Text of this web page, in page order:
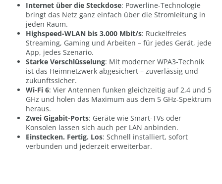
Internet über die Steckdose: Powerline-Technologie
bringt das Netz ganz einfach über die Stromleitung in
jeden Raum.
Highspeed-WLAN bis 3.000 Mbit/s: Ruckelfreies
Streaming, Gaming und Arbeiten – für jedes Gerät, jede
App, jedes Szenario.
Starke Verschlüsselung: Mit moderner WPA3-Technik
ist das Heimnetzwerk abgesichert – zuverlässig und
zukunftssicher.
Wi-Fi 6: Vier Antennen funken gleichzeitig auf 2,4 und 5
GHz und holen das Maximum aus dem 5 GHz-Spektrum
heraus.
Zwei Gigabit-Ports: Geräte wie Smart-TVs oder
Konsolen lassen sich auch per LAN anbinden.
Einstecken. Fertig. Los: Schnell installiert, sofort
verbunden und jederzeit erweiterbar.